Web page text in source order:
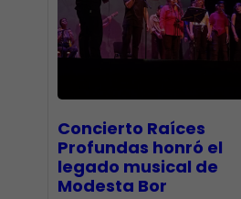
​Concierto Raíces
Profundas honró el
legado musical de
Modesta Bor